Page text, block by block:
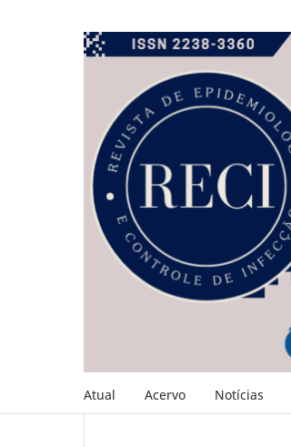
Atual Acervo Notícias